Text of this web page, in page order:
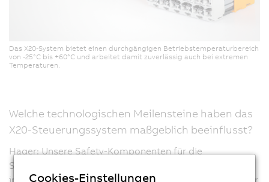
Das X20-System bietet einen durchgängigen Betriebstemperaturbereich
von -25°C bis +60°C und arbeitet damit zuverlässig auch bei extremen
Temperaturen.
Welche technologischen Meilensteine haben das
X20-Steuerungssystem maßgeblich beeinflusst?
Hager: Unsere Safety-Komponenten für die
Sicherheitstechnik, die vollständig in das Portfolio
integriert und modular an jeder beliebigen Stelle wieder
Cookies-Einstellungen